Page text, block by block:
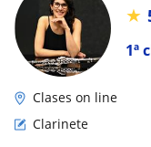
1ª
★
Clases on line
Clarinete